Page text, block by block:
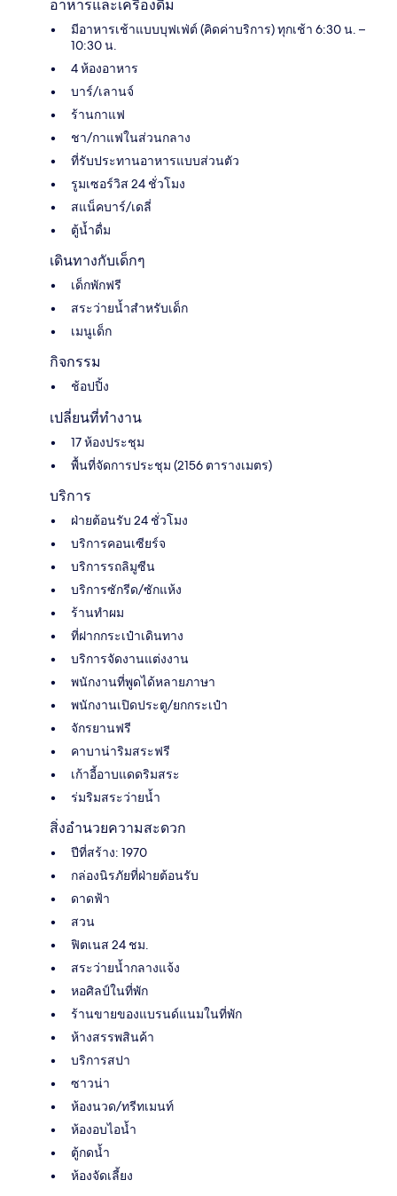
อาหารและเครื่องดื่ม
มีอาหารเช้าแบบบุฟเฟ่ต์ (คิดค่าบริการ) ทุกเช้า 6:30 น. –
10:30 น.
4 ห้องอาหาร
บาร์/เลานจ์
ร้านกาแฟ
ชา/กาแฟในส่วนกลาง
ที่รับประทานอาหารแบบส่วนตัว
รูมเซอร์วิส 24 ชั่วโมง
สแน็คบาร์/เดลี่
ตู้น้ำดื่ม
เดินทางกับเด็กๆ
เด็กพักฟรี
สระว่ายน้ำสำหรับเด็ก
เมนูเด็ก
กิจกรรม
ช้อปปิ้ง
เปลี่ยนที่ทำงาน
17 ห้องประชุม
พื้นที่จัดการประชุม (2156 ตารางเมตร)
บริการ
ฝ่ายต้อนรับ 24 ชั่วโมง
บริการคอนเซียร์จ
บริการรถลิมูซีน
บริการซักรีด/ซักแห้ง
ร้านทำผม
ที่ฝากกระเป๋าเดินทาง
บริการจัดงานแต่งงาน
พนักงานที่พูดได้หลายภาษา
พนักงานเปิดประตู/ยกกระเป๋า
จักรยานฟรี
คาบาน่าริมสระฟรี
เก้าอี้อาบแดดริมสระ
ร่มริมสระว่ายน้ำ
สิ่งอำนวยความสะดวก
ปีที่สร้าง: 1970
กล่องนิรภัยที่ฝ่ายต้อนรับ
ดาดฟ้า
สวน
ฟิตเนส 24 ชม.
สระว่ายน้ำกลางแจ้ง
หอศิลป์ในที่พัก
ร้านขายของแบรนด์แนมในที่พัก
ห้างสรรพสินค้า
บริการสปา
ซาวน่า
ห้องนวด/ทรีทเมนท์
ห้องอบไอน้ำ
ตู้กดน้ำ
ห้องจัดเลี้ยง